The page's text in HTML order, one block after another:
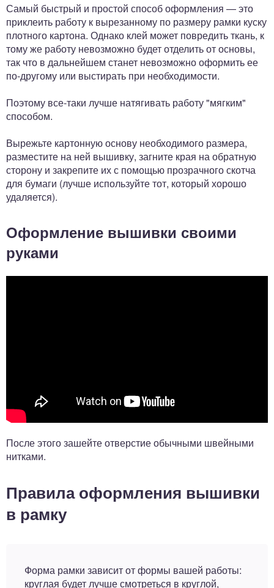
Самый быстрый и простой способ оформления — это
приклеить работу к вырезанному по размеру рамки куску
плотного картона. Однако клей может повредить ткань, к
тому же работу невозможно будет отделить от основы,
так что в дальнейшем станет невозможно оформить ее
по-другому или выстирать при необходимости.
Поэтому все-таки лучше натягивать работу "мягким"
способом.
Вырежьте картонную основу необходимого размера,
разместите на ней вышивку, загните края на обратную
сторону и закрепите их с помощью прозрачного скотча
для бумаги (лучше используйте тот, который хорошо
удаляется).
Оформление вышивки своими
руками
После этого зашейте отверстие обычными швейными
нитками.
Правила оформления вышивки
в рамку
Форма рамки зависит от формы вашей работы:
круглая будет лучше смотреться в круглой,